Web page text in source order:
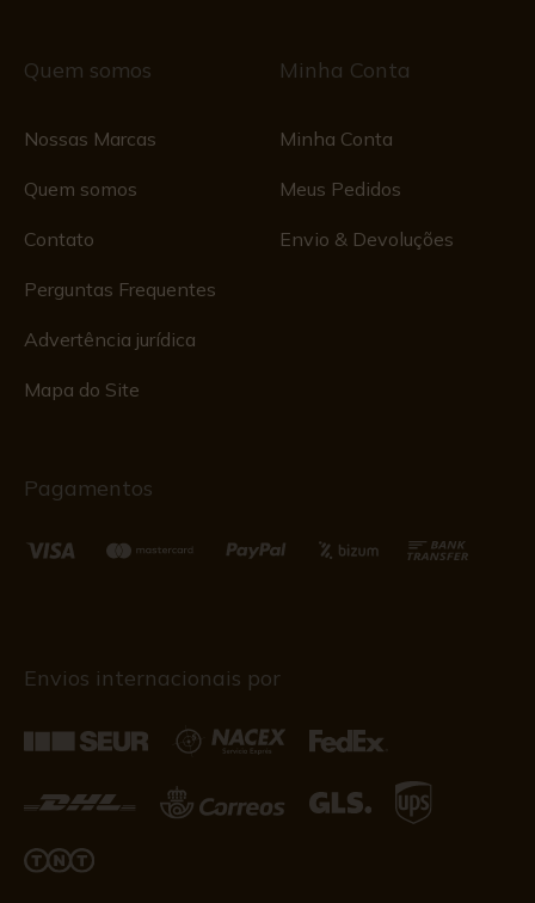
Quem somos
Nossas Marcas
Quem somos
Contato
Perguntas Frequentes
Advertência jurídica
Mapa do Site
Minha Conta
Minha Conta
Meus Pedidos
Envio & Devoluções
Pagamentos
Envios internacionais por